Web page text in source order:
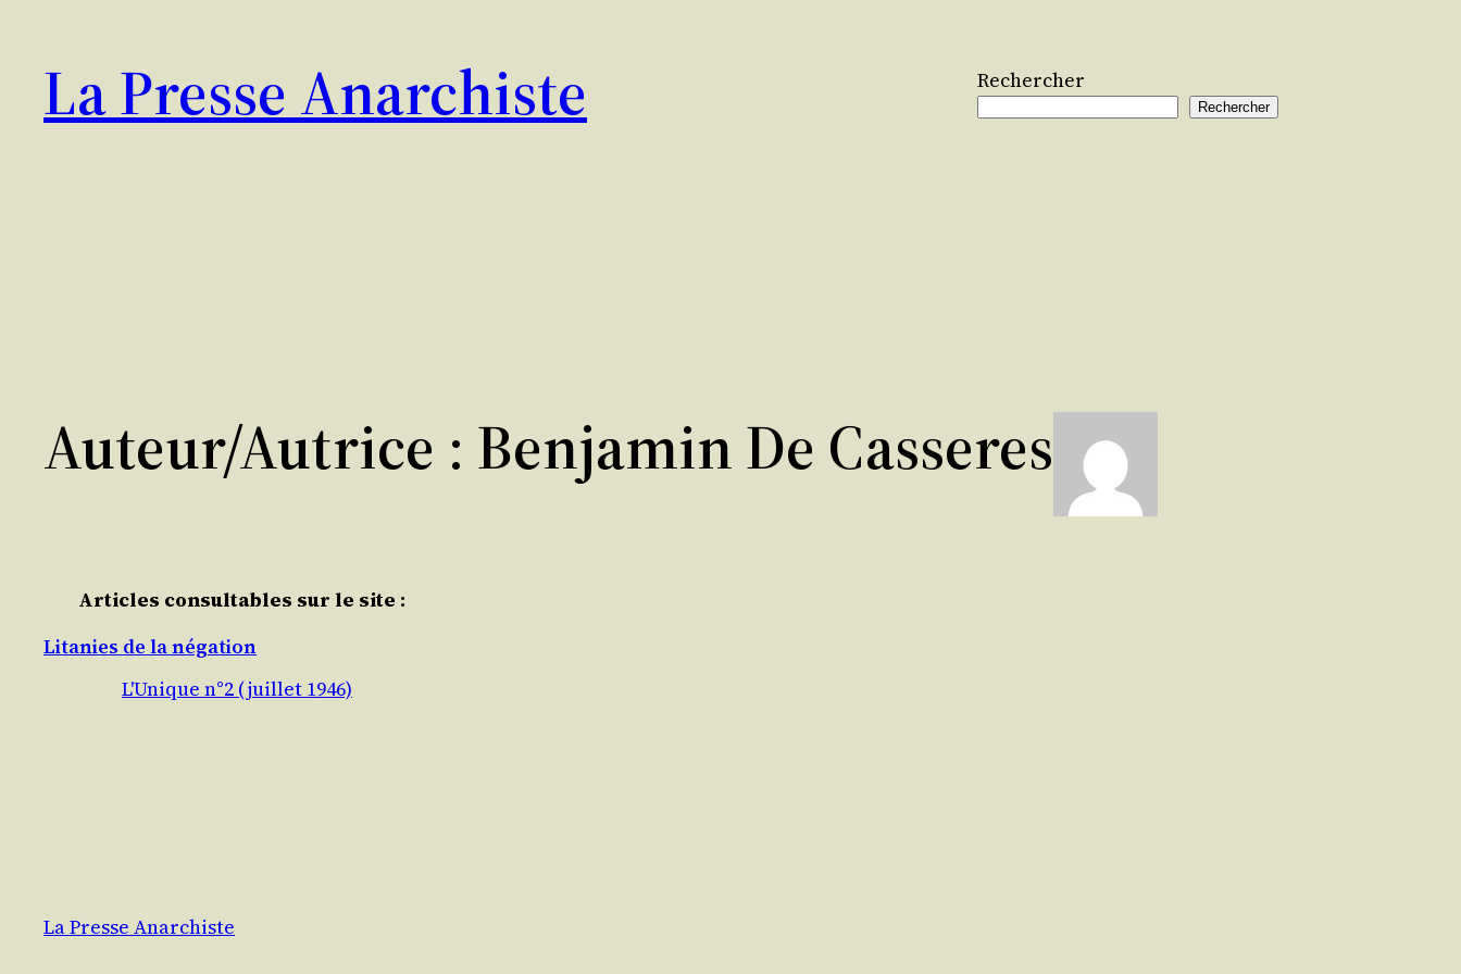
contenu
La Presse Anarchiste Rechercher
Rechercher
Auteur/autrice : Benjamin De Casseres
Articles consultables sur le site :
Litanies de la négation
L'Unique n°2 (juillet 1946)
La Presse Anarchiste